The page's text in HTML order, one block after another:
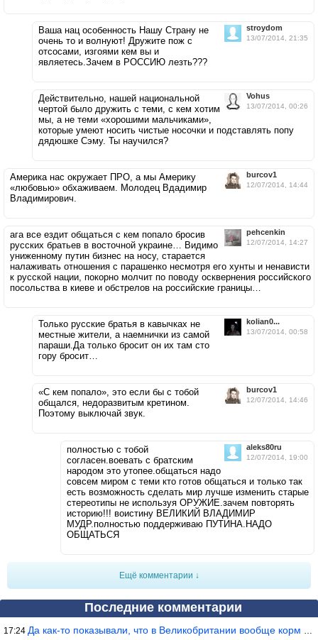
stroydom
13/07/2014, 21:35
Ваша нац особенность Нашу Страну не
очень то и волнуют! Дружите пож с
отсосами, изгоями кем вы и
являетесь.Зачем в РОССИЮ лезть???
Vohus
13/07/2014, 00:26
Действительно, нашей национальной
чертой было дружить с теми, с кем хотим
мы, а не теми «хорошими мальчиками»,
которые умеют носить чистые носочки и подставлять попу
дядюшке Сэму. Ты научился?
burcov1
12/07/2014, 14:44
Америка нас окружает ПРО, а мы Америку
«любовью» обхаживаем. Молодец Вдадимир
Владимирович.
pehcenkin
12/07/2014, 14:27
ага все ездит общаться с кем попало бросив
русских братьев в восточной украине… Видимо
униженному путин бизнес на носу, старается
налаживать отношения с парашенко несмотря его хунты и ненависти
к русской нации, покорно молчит по поводу осквернения российского
посольства в киеве и обстрелов на российские границы…
kolian0...
13/07/2014, 00:58
Только русские братья в кавычках не
местные жители, а наемнички из самой
параши.Да только бросит он их там сто
гору бросит…
burcov1
12/07/2014, 14:46
«С кем попало», это если бы с тобой
общался, недоразвитым кретином.
Поэтому выключай звук.
aleks80ru
12/07/2014, 19:00
полностью с тобой
согласен.воевать с братским
народом это утопее.общаться надо
совсем миром с теми кто готов общаться и только так
есть возможность сделать мир лучше изменить старые
стереотипы не используя ОРУЖИЕ.зачем повторять
историю!!! воистину ВЕЛИКИЙ ВЛАДИМИР
МУДР.полностью поддерживаю ПУТИНА.НАДО
ОБЩАТЬСЯ
Ещё комментарии ↓
Последние комментарии
17:24 Да как-то показывали, что в Великобритании вообще корм для живот